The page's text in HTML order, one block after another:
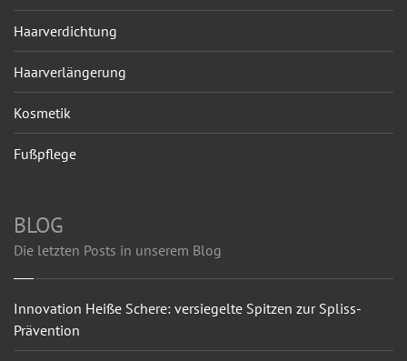
Haarverdichtung
Haarverlängerung
Kosmetik
Fußpflege
BLOG
Die letzten Posts in unserem Blog
Innovation Heiße Schere: versiegelte Spitzen zur Spliss-
Prävention